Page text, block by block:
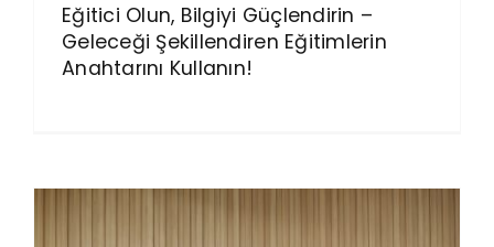
Eğitici Olun, Bilgiyi Güçlendirin –
Geleceği Şekillendiren Eğitimlerin
Anahtarını Kullanın!